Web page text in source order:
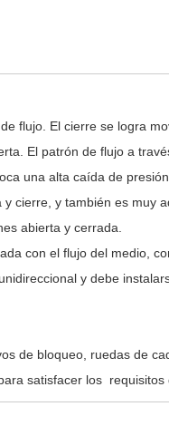
flujo. El cierre se logra
El patrón de flujo a
una alta caída de
cierre, y también es muy
abierta y cerrada.
con el flujo del medio,
y debe
de bloqueo, ruedas de
satisfacer los requisitos